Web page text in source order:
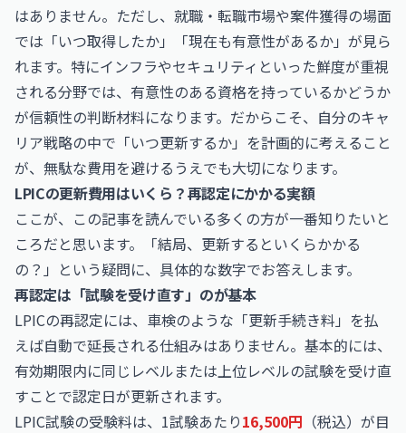
はありません。ただし、就職・転職市場や案件獲得の場面
では「いつ取得したか」「現在も有意性があるか」が見ら
れます。特にインフラやセキュリティといった鮮度が重視
される分野では、有意性のある資格を持っているかどうか
が信頼性の判断材料になります。だからこそ、自分のキャ
リア戦略の中で「いつ更新するか」を計画的に考えること
が、無駄な費用を避けるうえでも大切になります。
LPICの更新費用はいくら？再認定にかかる実額
ここが、この記事を読んでいる多くの方が一番知りたいと
ころだと思います。「結局、更新するといくらかかる
の？」という疑問に、具体的な数字でお答えします。
再認定は「試験を受け直す」のが基本
LPICの再認定には、車検のような「更新手続き料」を払
えば自動で延長される仕組みはありません。基本的には、
有効期限内に同じレベルまたは上位レベルの試験を受け直
すことで認定日が更新されます。
LPIC試験の受験料は、1試験あたり16,500円 （税込）が目